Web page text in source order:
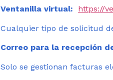
Ventanilla virtual: https://
Cualquier tipo de solicitud
Correo para la recepción
Solo se gestionan facturas